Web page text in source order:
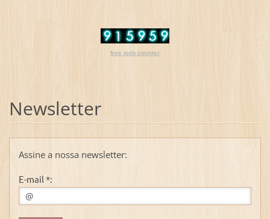
free web counter
Newsletter
Assine a nossa newsletter:
E-mail *: